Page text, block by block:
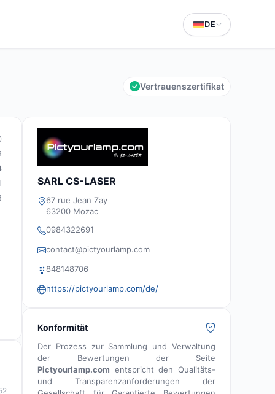
DE
Vertrauenszertifikat
SARL CS-LASER
67 rue Jean Zay
63200 Mozac
0984322691
contact@pictyourlamp.com
848148706
https://pictyourlamp.com/de/
Konformität
Der Prozess zur Sammlung und Verwaltung
der Bewertungen der Seite
Pictyourlamp.com entspricht den Qualitäts-
und Transparenzanforderungen der